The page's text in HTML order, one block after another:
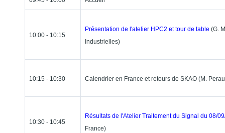
10:00 - 10:15
Présentation de l'atelier HPC2 et tour de table (G.
Industrielles)
10:15 - 10:30 Calendrier en France et retours de SKAO (M.
10:30 - 10:45
Résultats de l'Atelier Traitement du Signal du 08/
France)